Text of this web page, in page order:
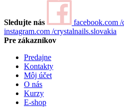
Sledujte nás facebook.com /
instagram.com /crystalnails.slovakia
Pre zákazníkov
Predajne
Kontakty
Môj účet
O nás
Kurzy
E-shop